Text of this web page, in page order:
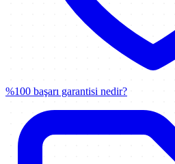
%100 başarı garantisi nedir?